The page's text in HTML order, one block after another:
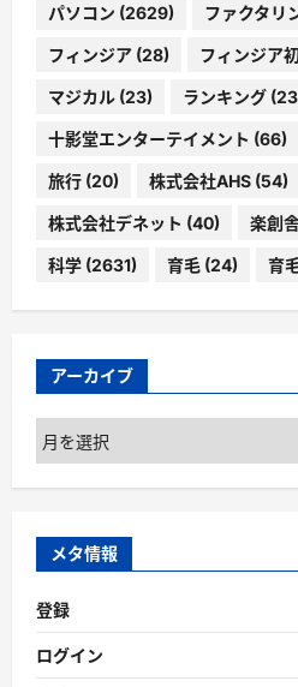
パソコン (2629) ファクタリ
フィンジア (28) フィンジア
マジカル (23) ランキング
十影堂エンターテイメント (66)
旅行 (20) 株式会社AHS (54)
株式会社デネット (40) 楽創
科学 (2631) 育毛 (24) 育
アーカイブ
ア
ー
カ
ブ
メタ情報
登録
ログイン